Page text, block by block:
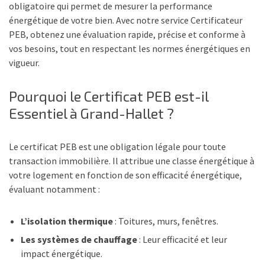
obligatoire qui permet de mesurer la performance
énergétique de votre bien. Avec notre service Certificateur
PEB, obtenez une évaluation rapide, précise et conforme à
vos besoins, tout en respectant les normes énergétiques en
vigueur.
Pourquoi le Certificat PEB est-il
Essentiel à Grand-Hallet ?
Le certificat PEB est une obligation légale pour toute
transaction immobilière. Il attribue une classe énergétique à
votre logement en fonction de son efficacité énergétique,
évaluant notamment :
L’isolation thermique: Toitures, murs, fenêtres.
Les systèmes de chauffage: Leur efficacité et leur
impact énergétique.